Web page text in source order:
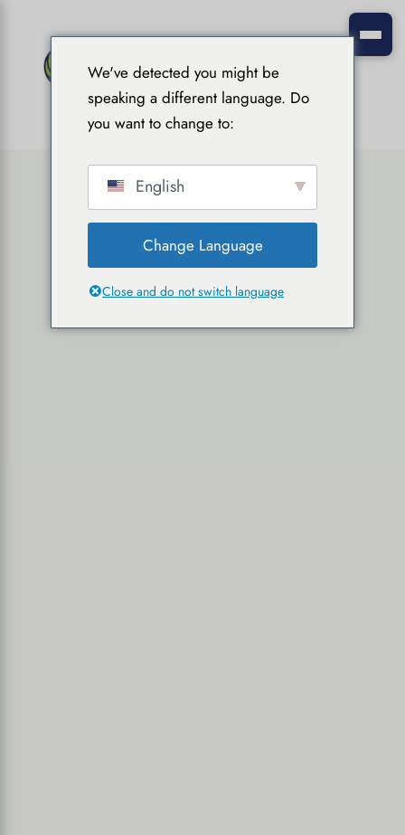
We've detected you might be
speaking a different language. Do
you want to change to:
English
Change Language
Close and do not switch language